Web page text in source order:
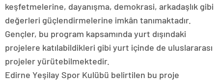
keşfetmelerine, dayanışma, demokrasi, arkadaşlık gibi
değerleri güçlendirmelerine imkân tanımaktadır.
Gençler, bu program kapsamında yurt dışındaki
projelere katılabildikleri gibi yurt içinde de uluslararası
projeler yürütebilmektedir.
Edirne Yeşilay Spor Kulübü belirtilen bu proje